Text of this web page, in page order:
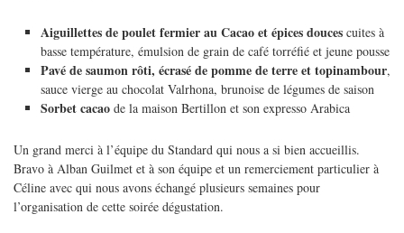
Aiguillettes de poulet fermier au Cacao et épices douces cuites à
basse température, émulsion de grain de café torréfié et jeune pousse
Pavé de saumon rôti, écrasé de pomme de terre et topinambour,
sauce vierge au chocolat Valrhona, brunoise de légumes de saison
Sorbet cacao de la maison Bertillon et son expresso Arabica
Un grand merci à l’équipe du Standard qui nous a si bien accueillis.
Bravo à Alban Guilmet et à son équipe et un remerciement particulier à
Céline avec qui nous avons échangé plusieurs semaines pour
l’organisation de cette soirée dégustation.